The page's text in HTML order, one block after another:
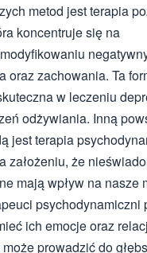
metod jest terapia
koncentruje się na
oraz zachowania. Ta
w leczeniu
odżywiania. Inną
jest terapia
założeniu, że
mają wpływ na nasze
psychodynamiczni
ich emocje oraz
prowadzić do